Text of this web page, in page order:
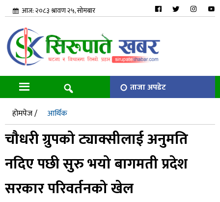
आज: २०८३ श्रावण २५, सोमबार
ताजा अपडेट
होमपेज /
आर्थिक
चौधरी ग्रुपको ट्याक्सीलाई अनुमति
नदिए पछी सुरु भयो बागमती प्रदेश
सरकार परिवर्तनको खेल